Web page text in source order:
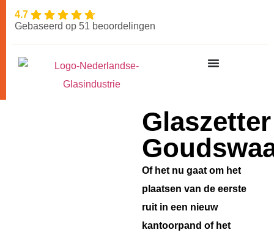
4.7
Gebaseerd op 51 beoordelingen
Glaszetter
Of het nu gaat om het
plaatsen van de eerste
ruit in een nieuw
kantoorpand of het